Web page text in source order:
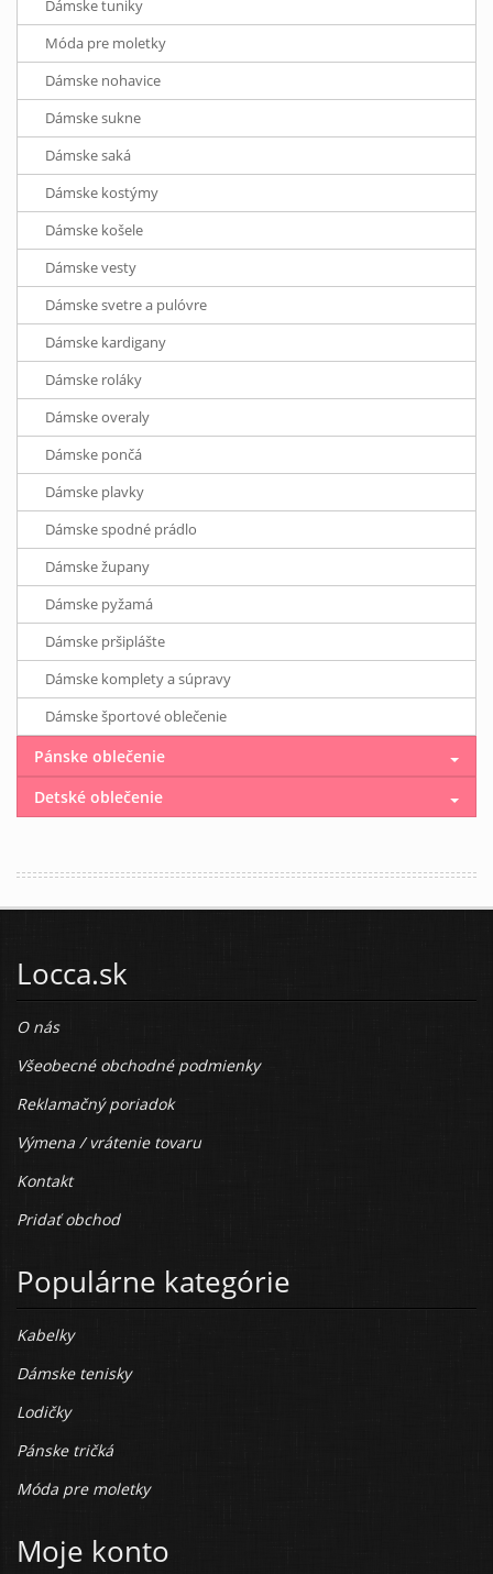
Dámske tuniky
Móda pre moletky
Dámske nohavice
Dámske sukne
Dámske saká
Dámske kostýmy
Dámske košele
Dámske vesty
Dámske svetre a pulóvre
Dámske kardigany
Dámske roláky
Dámske overaly
Dámske pončá
Dámske plavky
Dámske spodné prádlo
Dámske župany
Dámske pyžamá
Dámske pršiplášte
Dámske komplety a súpravy
Dámske športové oblečenie
Pánske oblečenie
Detské oblečenie
Locca.sk
O nás
Všeobecné obchodné podmienky
Reklamačný poriadok
Výmena / vrátenie tovaru
Kontakt
Pridať obchod
Populárne kategórie
Kabelky
Dámske tenisky
Lodičky
Pánske tričká
Móda pre moletky
Moje konto